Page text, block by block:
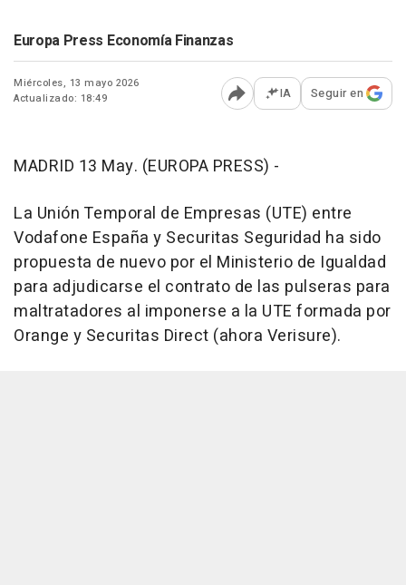
Europa Press Economía Finanzas
Miércoles, 13 mayo 2026
Actualizado: 18:49
Abrir opciones para
IA Seguir en
MADRID 13 May. (EUROPA PRESS) -
La Unión Temporal de Empresas (UTE) entre
Vodafone España y Securitas Seguridad ha sido
propuesta de nuevo por el Ministerio de Igualdad
para adjudicarse el contrato de las pulseras para
maltratadores al imponerse a la UTE formada por
Orange y Securitas Direct (ahora Verisure).